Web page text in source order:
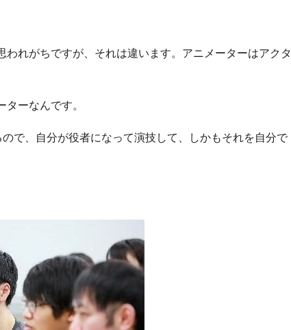
われがちですが、それは違います。アニメーターはアクタ
ーなんです。
で、自分が役者になって演技して、しかもそれを自分で